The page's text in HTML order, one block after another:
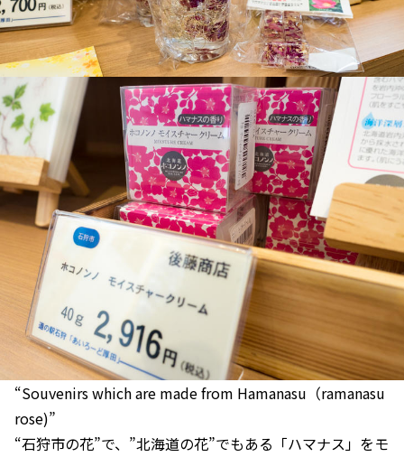
“Souvenirs which are made from Hamanasu（ramanasu
rose)”
“石狩市の花”で、”北海道の花”でもある「ハマナス」をモ